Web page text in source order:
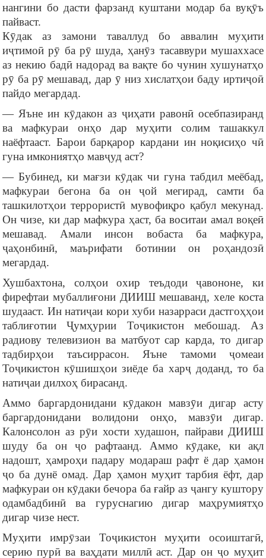
нангини бо дасти фарзанд куштани модар ба вуқӯъ
пайваст.
Кӯдак аз замони таваллуд бо аввалин муҳити
иҷтимоӣ рӯ ба рӯ шуда, ҳанӯз тасаввури мушаххасе
аз некию бадӣ надорад ва вақте бо чунин хушунатҳо
рӯ ба рӯ мешавад, дар ӯ низ хислатҳои баду иртиҷоӣ
пайдо мегардад.
— Яъне ин кӯдакон аз ҷиҳати равонӣ осебпазиранд
ва мафкураи онҳо дар муҳити солим ташаккул
наёфтааст. Барои барқарор кардани ин ноқисиҳо чӣ
гуна имкониятҳо мавҷуд аст?
— Бубинед, ки мағзи кӯдак чи гуна табдил меёбад,
мафкураи бегона ба он ҷой мегирад, самти ба
ташкилотҳои террористӣ мувофиқро қабул мекунад.
Он чизе, ки дар мафкура ҳаст, ба воситаи амал воқеӣ
мешавад. Амали инсон вобаста ба мафкура,
ҷаҳонбинӣ, маърифати ботинии он роҳандозӣ
мегардад.
Хушбахтона, солҳои охир теъдоди ҷавононе, ки
фирефтаи мубаллиғони ДИИШ мешаванд, хеле коста
шудааст. Ин натиҷаи кори хуби назарраси дастгоҳҳои
таблиғотии Ҷумҳурии Тоҷикистон мебошад. Аз
радиову телевизион ва матбуот сар карда, то дигар
тадбирҳои таъсиррасон. Яъне тамоми ҷомеаи
Тоҷикистон кӯшишҳои зиёде ба харҷ доданд, то ба
натиҷаи дилхоҳ бирасанд.
Аммо баргардонидани кӯдакон мавзӯи дигар асту
баргардонидани волидони онҳо, мавзӯи дигар.
Калонсолон аз рӯи хости худашон, пайрави ДИИШ
шуду ба он ҷо рафтаанд. Аммо кӯдаке, ки ақл
надошт, ҳамроҳи падару модараш рафт ё дар ҳамон
ҷо ба дунё омад. Дар ҳамон муҳит тарбия ёфт, дар
мафкураи он кӯдаки бечора ба ғайр аз ҷангу куштору
одамбадбинӣ ва гуруснагию дигар маҳрумиятҳо
дигар чизе нест.
Муҳити имрӯзаи Тоҷикистон муҳити осоиштагӣ,
серию пурӣ ва ваҳдати миллӣ аст. Дар он ҷо муҳит